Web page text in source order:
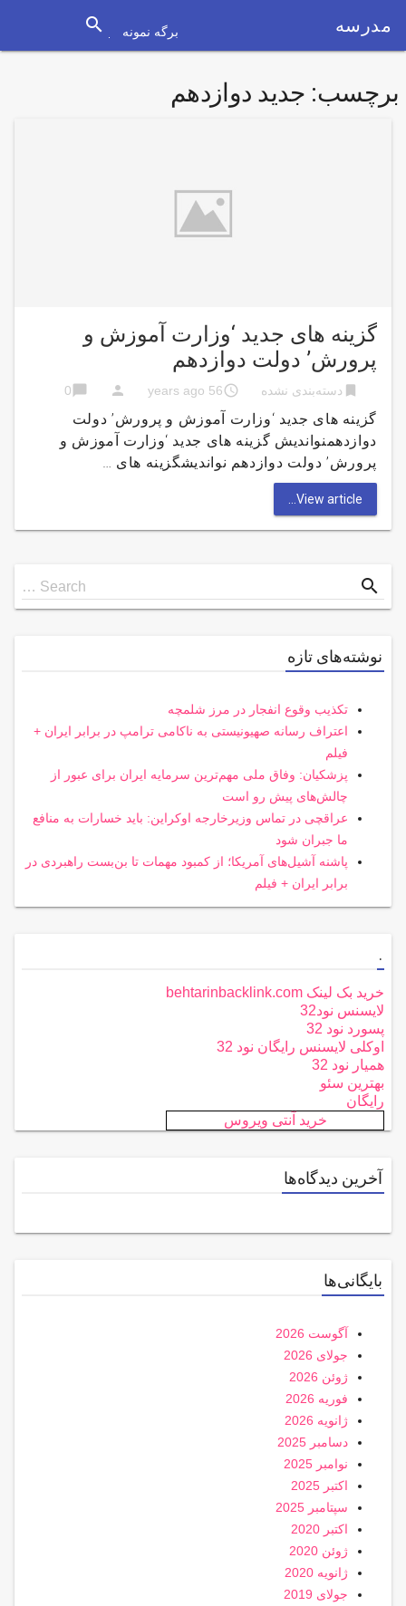
مدرسه برگه نمونه search
برچسب: جدید دوازدهم
گزینه هاى جدید ‘وزارت آموزش و
پرورش’ دولت دوازدهم
bookmark دسته‌بندی نشده access_time
56 years ago
person
chat_bubble
0
گزینه هاى جدید ‘وزارت آموزش و پرورش’ دولت
دوازدهمنواندیش گزینه هاى جدید ‘وزارت آموزش و
پرورش’ دولت دوازدهم نواندیشگزینه هاى …
View article...
Search
for
Search … search
نوشته‌های تازه
تکذیب وقوع انفجار در مرز شلمچه
اعتراف رسانه صهیونیستی به ناکامی ترامپ در برابر ایران +
فیلم
پزشکیان: وفاق ملی مهم‌ترین سرمایه ایران برای عبور از
چالش‌های پیش رو است
عراقچی در تماس وزیرخارجه اوکراین: باید خسارات به منافع
ما جبران شود
پاشنه آشیل‌های آمریکا؛ از کمبود مهمات تا بن‌بست راهبردی در
برابر ایران + فیلم
.
خرید بک لینک behtarinbacklink.com
لایسنس نود32
پسورد نود 32
اوکلی لایسنس رایگان نود 32
همیار نود 32
بهترین سئو
رایگان
خرید آنتی ویروس
آخرین دیدگاه‌ها
بایگانی‌ها
آگوست 2026
جولای 2026
ژوئن 2026
فوریه 2026
ژانویه 2026
دسامبر 2025
نوامبر 2025
اکتبر 2025
سپتامبر 2025
اکتبر 2020
ژوئن 2020
ژانویه 2020
جولای 2019